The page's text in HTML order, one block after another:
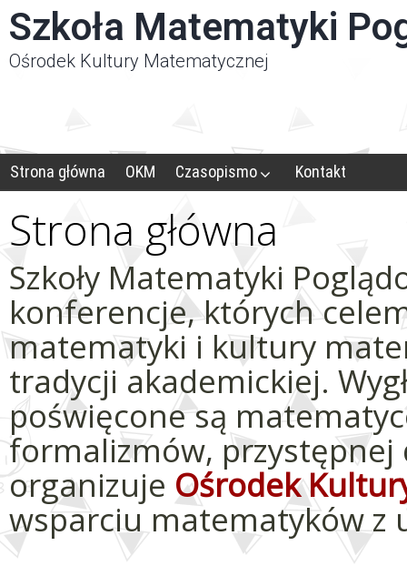
Szkoła Matematyki
Ośrodek Kultury Matematycznej
Strona główna OKM Czasopismo Kontakt
Strona główna
Szkoły Matematyki
konferencje, których
matematyki i kultury
tradycji akademickiej.
poświęcone są
formalizmów, przystępnej
organizuje Ośrodek
wsparciu matematyków z